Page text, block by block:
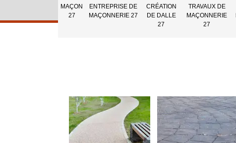
MAÇON
27
ENTREPRISE DE
MAÇONNERIE 27
CRÉATION
DE DALLE
27
TRAVAUX DE
MAÇONNERIE
27